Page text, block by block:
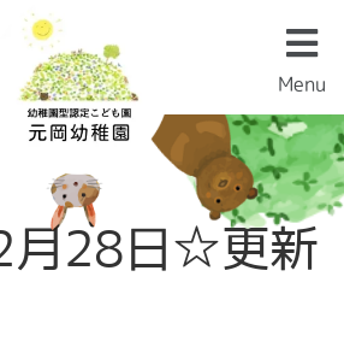
Menu
Menu
月28日☆更新